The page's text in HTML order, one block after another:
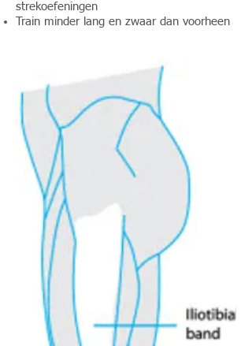
strekoefeningen
Train minder lang en zwaar dan voorheen